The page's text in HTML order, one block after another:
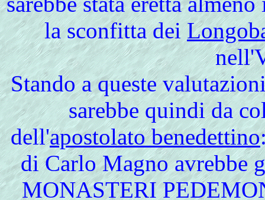
la sconfitta dei
Stando a queste
sarebbe quindi da
dell'apostolato benedettino
di Carlo Magno avrebbe
MONASTERI